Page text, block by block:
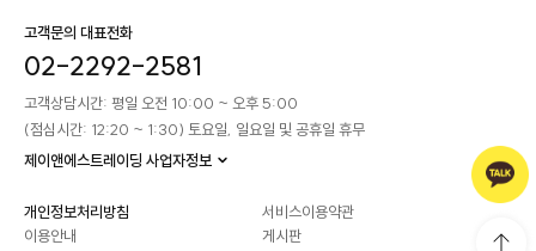
고객문의 대표전화
02-2292-2581
고객상담시간: 평일 오전 10:00 ~ 오후 5:00
(점심시간: 12:20 ~ 1:30) 토요일, 일요일 및 공휴일 휴무
제이앤에스트레이딩 사업자정보
개인정보처리방침
서비스이용약관
이용안내
게시판